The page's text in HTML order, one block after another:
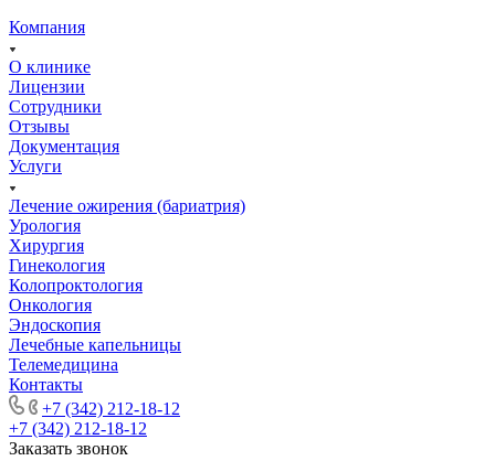
Компания
О клинике
Лицензии
Сотрудники
Отзывы
Документация
Услуги
Лечение ожирения (бариатрия)
Урология
Хирургия
Гинекология
Колопроктология
Онкология
Эндоскопия
Лечебные капельницы
Телемедицина
Контакты
+7 (342) 212-18-12
+7 (342) 212-18-12
Заказать звонок